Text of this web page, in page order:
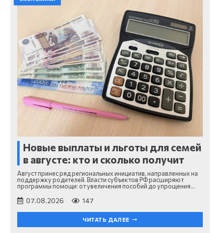
Новые выплаты и льготы для семей
в августе: кто и сколько получит
Август принес ряд региональных инициатив, направленных на
поддержку родителей. Власти субъектов РФ расширяют
программы помощи: от увеличения пособий до упрощения…
07.08.2026 147
ЧИТАТЬ ДАЛЕЕ